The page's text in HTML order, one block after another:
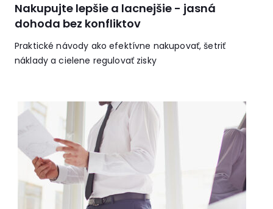
Nakupujte lepšie a lacnejšie - jasná
dohoda bez konfliktov
Praktické návody ako efektívne nakupovať, šetriť
náklady a cielene regulovať zisky